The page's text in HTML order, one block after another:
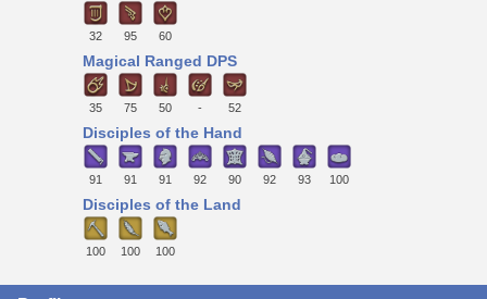
32 95 60
Magical Ranged DPS
35 75 50 - 52
Disciples of the Hand
91 91 91 92 90 92 93 100
Disciples of the Land
100 100 100